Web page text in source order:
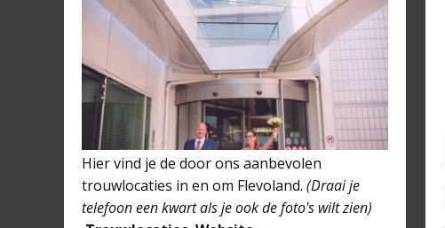
Hier vind je de door ons aanbevolen
trouwlocaties in en om Flevoland. (Draai je
telefoon een kwart als je ook de foto's wilt zien)